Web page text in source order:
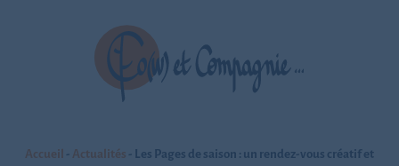
Accueil - Actualités - Les Pages de saison : un rendez-vous créatif et